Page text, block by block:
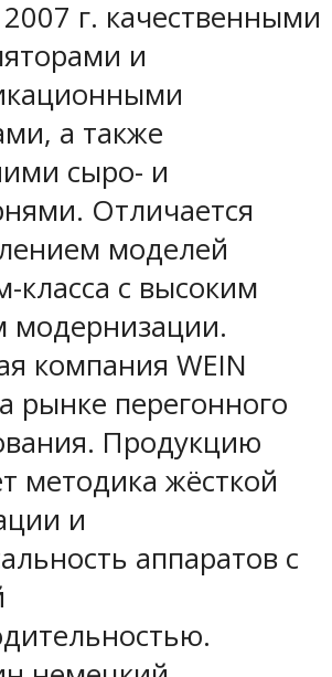
г. качественными
и
а также
сыро- и
Отличается
моделей
класса с высоким
модернизации.
компания WEIN
рынке перегонного
Продукцию
методика жёсткой
и
аппаратов с